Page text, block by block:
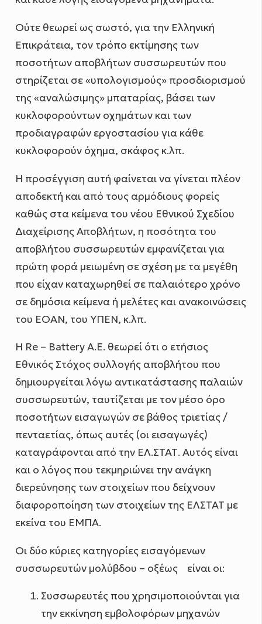
Ούτε θεωρεί ως σωστό, για την Ελληνική
Επικράτεια, τον τρόπο εκτίμησης των
ποσοτήτων αποβλήτων συσσωρευτών που
στηρίζεται σε «υπολογισμούς» προσδιορισμού
της «αναλώσιμης» μπαταρίας, βάσει των
κυκλοφορούντων οχημάτων και των
προδιαγραφών εργοστασίου για κάθε
κυκλοφορούν όχημα, σκάφος κ.λπ.
Η προσέγγιση αυτή φαίνεται να γίνεται πλέον
αποδεκτή και από τους αρμόδιους φορείς
καθώς στα κείμενα του νέου Εθνικού Σχεδίου
Διαχείρισης Αποβλήτων, η ποσότητα του
αποβλήτου συσσωρευτών εμφανίζεται για
πρώτη φορά μειωμένη σε σχέση με τα μεγέθη
που είχαν καταχωρηθεί σε παλαιότερο χρόνο
σε δημόσια κείμενα ή μελέτες και ανακοινώσεις
του ΕΟΑΝ, του ΥΠΕΝ, κ.λπ.
Η Re – Battery A.E. θεωρεί ότι ο ετήσιος
Εθνικός Στόχος συλλογής αποβλήτου που
δημιουργείται λόγω αντικατάστασης παλαιών
συσσωρευτών, ταυτίζεται με τον μέσο όρο
ποσοτήτων εισαγωγών σε βάθος τριετίας /
πενταετίας, όπως αυτές (οι εισαγωγές)
καταγράφονται από την ΕΛ.ΣΤΑΤ. Αυτός είναι
και ο λόγος που τεκμηριώνει την ανάγκη
διερεύνησης των στοιχείων που δείχνουν
διαφοροποίηση των στοιχείων της ΕΛΣΤΑΤ με
εκείνα του ΕΜΠΑ.
Οι δύο κύριες κατηγορίες εισαγόμενων
συσσωρευτών μολύβδου – οξέως είναι οι:
Συσσωρευτές που χρησιμοποιούνται για
την εκκίνηση εμβολοφόρων μηχανών